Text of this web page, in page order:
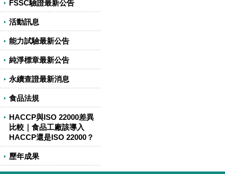
FSSC驗證最新公告
活動訊息
能力試驗最新公告
純淨標章最新公告
永續查證最新消息
食品法規
HACCP與ISO 22000差異
比較｜食品工廠該導入
HACCP還是ISO 22000？
歷年成果